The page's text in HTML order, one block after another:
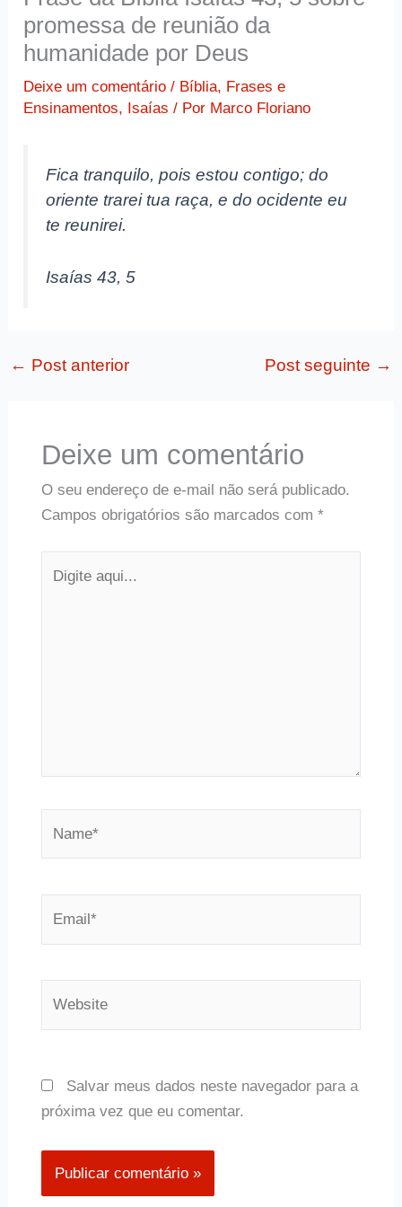
promessa de reunião da
humanidade por Deus
Deixe um comentário / Bíblia, Frases e
Ensinamentos, Isaías / Por Marco Floriano
Fica tranquilo, pois estou contigo; do
oriente trarei tua raça, e do ocidente eu
te reunirei.
Isaías 43, 5
← Post anterior Post seguinte →
Deixe um comentário
O seu endereço de e-mail não será publicado.
Campos obrigatórios são marcados com *
aqui...
Salvar meus dados neste navegador para a
próxima vez que eu comentar.